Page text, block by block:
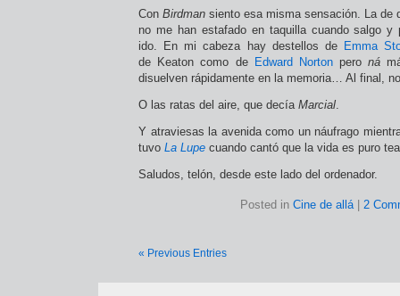
Con Birdman siento esa misma sensación. La de
no me han estafado en taquilla cuando salgo
ido. En mi cabeza hay destellos de Emma
de Keaton como de Edward Nortonperoná
disuelven rápidamente en la memoria… Al final,
O las ratas del aire, que decía Marcial.
Y atraviesas la avenida como un náufrago
tuvo La Lupe cuando cantó que la vida es puro
Saludos, telón, desde este lado del ordenador.
Posted in Cine de allá| 2
« Previous Entries